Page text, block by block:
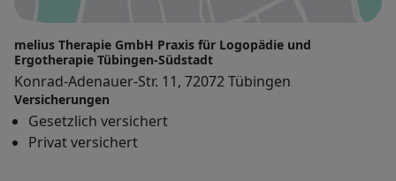
melius Therapie GmbH Praxis für Logopädie und
Ergotherapie Tübingen-Südstadt
Konrad-Adenauer-Str. 11, 72072 Tübingen
Versicherungen
Gesetzlich versichert
Privat versichert